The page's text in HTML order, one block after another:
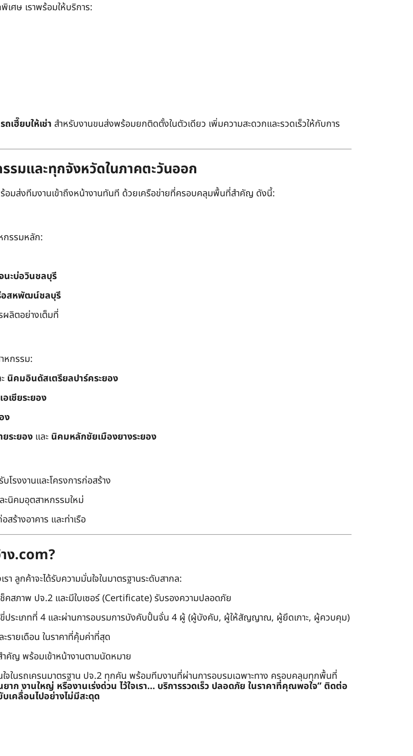
ศษ เราพร้อมให้บริการ:
รถเฮี๊ยบให้เช่า สำหรับงานขนส่งพร้อมยกติดตั้งในตัวเดียว เพิ่มความสะดวกและรวดเร็วให้กับการ
มและทุกจังหวัดในภาคตะวันออก
ร้อมส่งทีมงานเข้าถึงหน้างานทันที ด้วยเครือข่ายที่ครอบคลุมพื้นที่สำคัญ ดังนี้:
กรรมหลัก:
นะบ่อวินชลบุรี
อสหพัฒน์ชลบุรี
ลิตอย่างเต็มที่
หกรรม:
นิคมอินดัสเตรียลปาร์คระยอง
เชียระยอง
ง
ระยอง และ นิคมหลักชัยเมืองยางระยอง
โรงงานและโครงการก่อสร้าง
ะนิคมอุตสาหกรรมใหม่
ร้างอาคาร และท่าเรือ
ง.com?
รา ลูกค้าจะได้รับความมั่นใจในมาตรฐานระดับสากล:
คสภาพ ปจ.2 และมีใบเซอร์ (Certificate) รับรองความปลอดภัย
ระเภทที่ 4 และผ่านการอบรมการบังคับปั้นจั่น 4 ผู้ (ผู้บังคับ, ผู้ให้สัญญาณ, ผู้ยึดเกาะ, ผู้ควบคุม)
รายเดือน ในราคาที่คุ้มค่าที่สุด
ำคัญ พร้อมเข้าหน้างานตามนัดหมาย
จในรถเครนมาตรฐาน ปจ.2 ทุกคัน พร้อมทีมงานที่ผ่านการอบรมเฉพาะทาง ครอบคลุมทุกพื้นที่
ยาก งานใหญ่ หรืองานเร่งด่วน ไว้ใจเรา… บริการรวดเร็ว ปลอดภัย ในราคาที่คุณพอใจ” ติดต่อ
เคลื่อนไปอย่างไม่มีสะดุด